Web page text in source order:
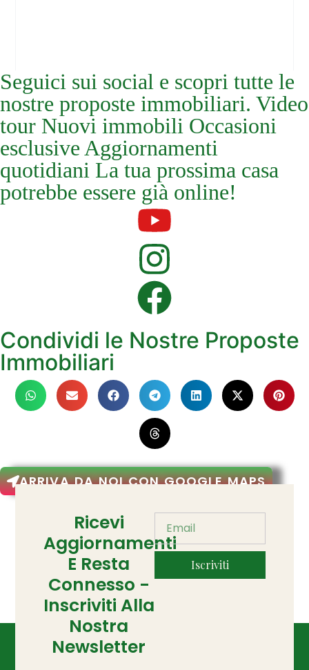
Seguici sui social e scopri tutte le
nostre proposte immobiliari. Video
tour Nuovi immobili Occasioni
esclusive Aggiornamenti
quotidiani La tua prossima casa
potrebbe essere già online!
Condividi le Nostre Proposte
Immobiliari
ARRIVA DA NOI CON GOOGLE MAPS
Ricevi
Aggiornamenti
E Resta
Connesso -
Inscriviti Alla
Nostra
Newsletter
Iscriviti